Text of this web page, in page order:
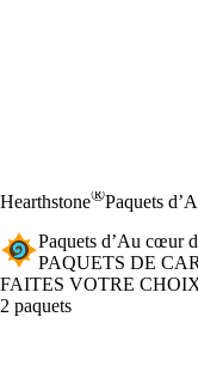
Hearthstone®Paquets
Paquets d’Au cœur
PAQUETS DE
FAITES VOTRE
2 paquets